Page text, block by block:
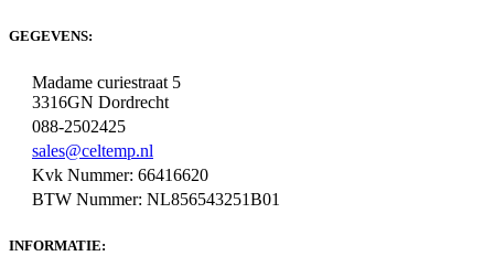
GEGEVENS:
Madame curiestraat 5
3316GN Dordrecht
088-2502425
sales@celtemp.nl
Kvk Nummer: 66416620
BTW Nummer: NL856543251B01
INFORMATIE: